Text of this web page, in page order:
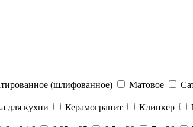
(шлифованное) Матовое
для кухни Керамогранит Клинкер